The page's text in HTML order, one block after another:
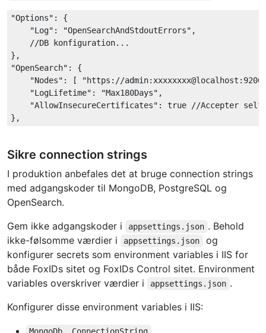
"Options" : {
"Log" : "OpenSearchAndStdoutErrors" ,
//DB konfiguration...
"OpenSearch" : {
"Nodes" : [
"https://
"LogLifetime" : "Max180Days" ,
"AllowInsecureCertificates" : true
//Accepter
Sikre connection strings
I produktion anbefales det at bruge connection strings
med adgangskoder til MongoDB, PostgreSQL og
OpenSearch.
Gem ikke adgangskoder i
appsettings.json . Behold
ikke-følsomme værdier i
appsettings.json
og
konfigurer secrets som environment variables i IIS for
både FoxIDs sitet og FoxIDs Control sitet. Environment
variables overskriver værdier i
appsettings.json .
Konfigurer disse environment variables i IIS: